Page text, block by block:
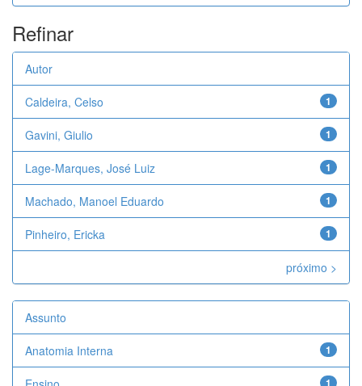
Refinar
Autor
1
Caldeira, Celso
1
Gavini, Giulio
1
Lage-Marques, José Luiz
1
Machado, Manoel Eduardo
1
Pinheiro, Ericka
próximo >
Assunto
1
Anatomia Interna
1